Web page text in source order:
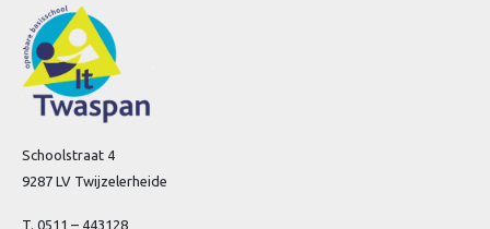
Schoolstraat 4
9287 LV Twijzelerheide
T. 0511 – 443128